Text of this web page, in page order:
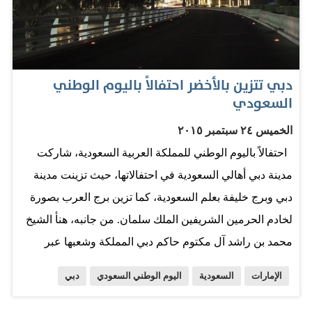
فاعلية الفرد والجماعة في وطنهم حين يولد لديهم اتجاه
الحاجة إلى التفاعل فيه.تلك العلاقة التي…
دبي تتزين بالأخضر احتفالاً باليوم الوطني
السعودي
الخميس ٢٤ سبتمبر ٢٠١٥
احتفالاً باليوم الوطني للمملكة العربية السعودية، شاركت
مدينة دبي أهالي السعودية في احتفالاتها، حيث تزينت مدينة
دبي وبرج خليفة بعلم السعودية، كما تزين برج العرب بصورة
لخادم الحرمين الشريفين الملك سلمان. من جانبه، هنأ الشيخ
محمد بن راشد آل مكتوم حاكم دبي المملكة وشعبها عبر
الإمارات السعودية اليوم الوطني السعودي دبي